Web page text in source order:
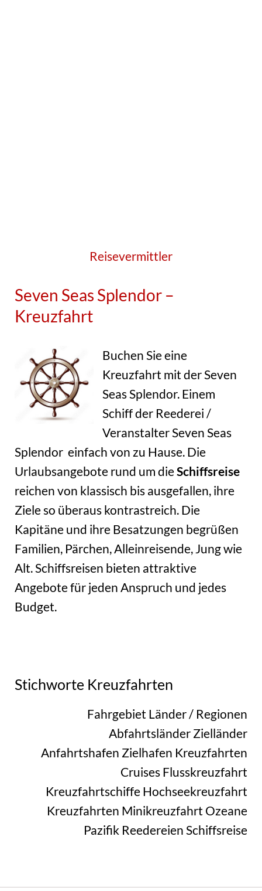
Reisevermittler
Seven Seas Splendor –
Kreuzfahrt
Buchen Sie eine
Kreuzfahrt mit der Seven
Seas Splendor. Einem
Schiff der Reederei /
Veranstalter Seven Seas
Splendor einfach von zu Hause. Die
Urlaubsangebote rund um dieSchiffsreise
reichen von klassisch bis ausgefallen, ihre
Ziele so überaus kontrastreich. Die
Kapitäne und ihre Besatzungen begrüßen
Familien, Pärchen, Alleinreisende, Jung wie
Alt. Schiffsreisen bieten attraktive
Angebote für jeden Anspruch und jedes
Budget.
Stichworte Kreuzfahrten
Fahrgebiet Länder / Regionen
AbfahrtsländerZielländer
Anfahrtshafen Zielhafen Kreuzfahrten
CruisesFlusskreuzfahrt
KreuzfahrtschiffeHochseekreuzfahrt
Kreuzfahrten Minikreuzfahrt Ozeane
Pazifik ReedereienSchiffsreise